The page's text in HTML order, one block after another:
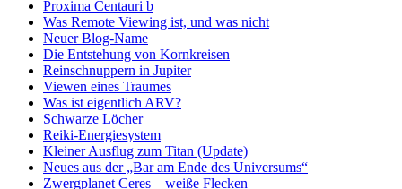
Proxima Centauri b
Was Remote Viewing ist, und was nicht
Neuer Blog-Name
Die Entstehung von Kornkreisen
Reinschnuppern in Jupiter
Viewen eines Traumes
Was ist eigentlich ARV?
Schwarze Löcher
Reiki-Energiesystem
Kleiner Ausflug zum Titan (Update)
Neues aus der „Bar am Ende des Universums“
Zwergplanet Ceres – weiße Flecken